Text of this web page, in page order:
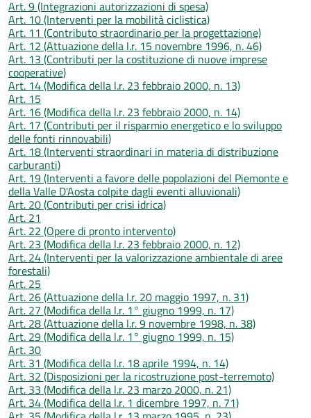
Art. 9 (Integrazioni autorizzazioni di spesa)
Art. 10 (Interventi per la mobilità ciclistica)
Art. 11 (Contributo straordinario per la progettazione)
Art. 12 (Attuazione della l.r. 15 novembre 1996, n. 46)
Art. 13 (Contributi per la costituzione di nuove imprese
cooperative)
Art. 14 (Modifica della l.r. 23 febbraio 2000, n. 13)
Art. 15
Art. 16 (Modifica della l.r. 23 febbraio 2000, n. 14)
Art. 17 (Contributi per il risparmio energetico e lo sviluppo
delle fonti rinnovabili)
Art. 18 (Interventi straordinari in materia di distribuzione
carburanti)
Art. 19 (Interventi a favore delle popolazioni del Piemonte e
della Valle D'Aosta colpite dagli eventi alluvionali)
Art. 20 (Contributi per crisi idrica)
Art. 21
Art. 22 (Opere di pronto intervento)
Art. 23 (Modifica della l.r. 23 febbraio 2000, n. 12)
Art. 24 (Interventi per la valorizzazione ambientale di aree
forestali)
Art. 25
Art. 26 (Attuazione della l.r. 20 maggio 1997, n. 31)
Art. 27 (Modifica della l.r. 1° giugno 1999, n. 17)
Art. 28 (Attuazione della l.r. 9 novembre 1998, n. 38)
Art. 29 (Modifica della l.r. 1° giugno 1999, n. 15)
Art. 30
Art. 31 (Modifica della l.r. 18 aprile 1994, n. 14)
Art. 32 (Disposizioni per la ricostruzione post-terremoto)
Art. 33 (Modifica della l.r. 23 marzo 2000, n. 21)
Art. 34 (Modifica della l.r. 1 dicembre 1997, n. 71)